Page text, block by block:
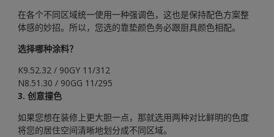
在各个不同区域统一使用一种强调色，这也是保持配色方案整
体感的妙招。所以，您选的靠垫颜色务必跟厨具颜色相配。
选择哪种涂料？
K9.52.32 / 90GY 11/312
N8.51.30 / 90GG 11/295
3. 创意撞色
如果您想在装修上更大胆一点，那就选用两种对比鲜明的色度
将您的居住空间清晰地划分成不同区域。